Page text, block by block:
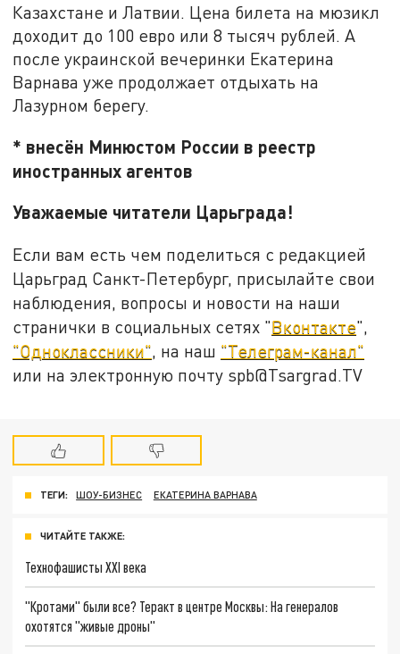
Казахстане и Латвии. Цена билета на мюзикл
доходит до 100 евро или 8 тысяч рублей. А
после украинской вечеринки Екатерина
Варнава уже продолжает отдыхать на
Лазурном берегу.
* внесён Минюстом России в реестр
иностранных агентов
Уважаемые читатели Царьграда!
Если вам есть чем поделиться с редакцией
Царьград Санкт-Петербург, присылайте свои
наблюдения, вопросы и новости на наши
странички в социальных сетях "Вконтакте",
"Одноклассники", на наш "Телеграм-канал"
или на электронную почту spb@Tsargrad.TV
ТЕГИ: ШОУ-БИЗНЕС ЕКАТЕРИНА ВАРНАВА
ЧИТАЙТЕ ТАКЖЕ:
Технофашисты XXI века
"Кротами" были все? Теракт в центре Москвы: На генералов
охотятся "живые дроны"